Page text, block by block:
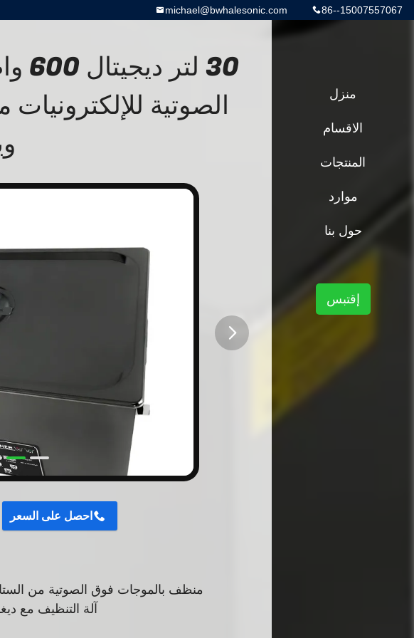
86--15007557067
michael@bwhalesonic.com
الصوتية
احصل على السعر
منظف ​​بالموجات فوق الصوتية من الستانلس ستيل
آلة التنظيف مع
منزل
الاقسام
المنتجات
موارد
حول بنا
إقتبس